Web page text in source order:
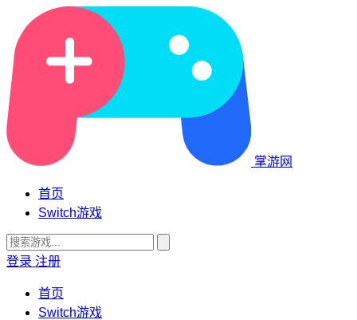
掌游网
首页
Switch游戏
登录 注册
首页
Switch游戏